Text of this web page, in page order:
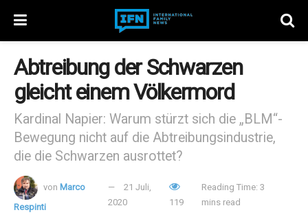
Abtreibung der Schwarzen
gleicht einem Völkermord
Kardinal Napier: Warum stürzt sich die „BLM“-
Bewegung nicht auf die Abtreibungsindustrie,
die die Schwarzen ausrottet?
von Marco
Respinti
21 Juli,
2020
119
Reading Time: 3
mins read